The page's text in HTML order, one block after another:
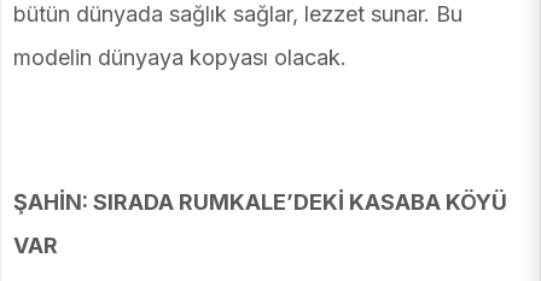
bütün dünyada sağlık sağlar, lezzet sunar. Bu
modelin dünyaya kopyası olacak.
ŞAHİN: SIRADA RUMKALE’DEKİ KASABA KÖYÜ
VAR